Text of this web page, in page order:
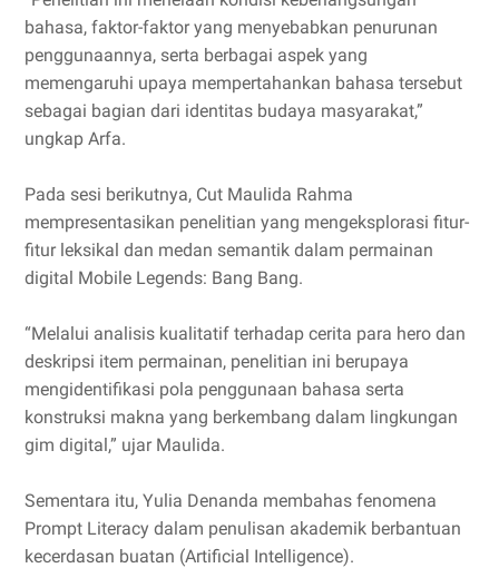
bahasa, faktor-faktor yang menyebabkan penurunan
penggunaannya, serta berbagai aspek yang
memengaruhi upaya mempertahankan bahasa tersebut
sebagai bagian dari identitas budaya masyarakat,”
ungkap Arfa.
Pada sesi berikutnya, Cut Maulida Rahma
mempresentasikan penelitian yang mengeksplorasi fitur-
fitur leksikal dan medan semantik dalam permainan
digital Mobile Legends: Bang Bang.
“Melalui analisis kualitatif terhadap cerita para hero dan
deskripsi item permainan, penelitian ini berupaya
mengidentifikasi pola penggunaan bahasa serta
konstruksi makna yang berkembang dalam lingkungan
gim digital,” ujar Maulida.
Sementara itu, Yulia Denanda membahas fenomena
Prompt Literacy dalam penulisan akademik berbantuan
kecerdasan buatan (Artificial Intelligence).